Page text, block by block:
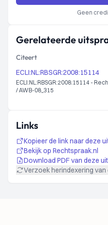
Geen
Gerelateerde
Citeert
ECLI:NL:RBSGR:2008:15114
ECLI:NL:RBSGR:2008:15114 -
/ AWB-08_315
Links
Kopieer de link naar deze
Bekijk op Rechtspraak.nl
Download PDF van deze
Verzoek herindexering